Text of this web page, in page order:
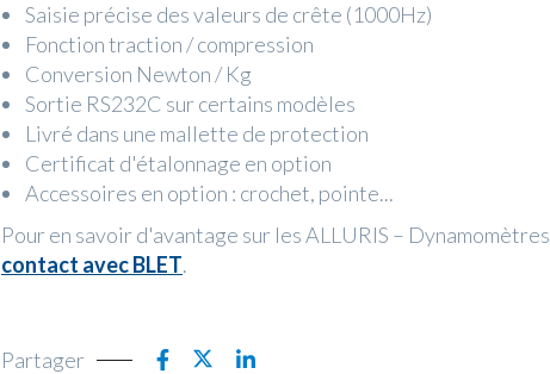
Saisie précise des valeurs de crête (1000Hz)
Fonction traction / compression
Conversion Newton / Kg
Sortie RS232C sur certains modèles
Livré dans une mallette de protection
Certificat d'étalonnage en option
Accessoires en option : crochet, pointe...
Pour en savoir d'avantage sur les ALLURIS –
contact avec BLET.
Partager